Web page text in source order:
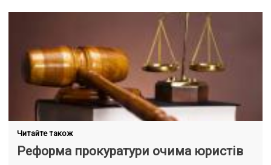
Читайте також
Реформа прокуратури очима юристів